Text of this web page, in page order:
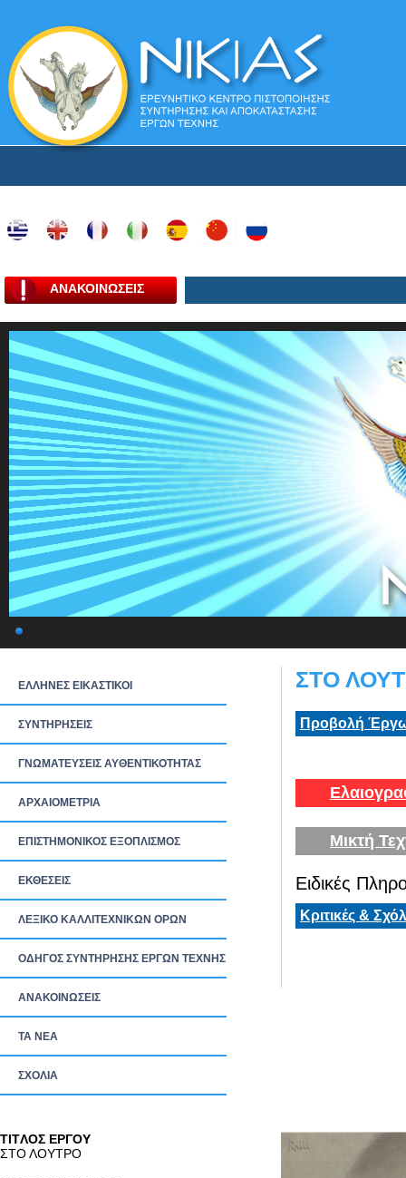
ΑΝΑΚΟΙΝΩΣΕΙΣ
ΕΛΛΗΝΕΣ ΕΙΚΑΣΤΙΚΟΙ
ΣΥΝΤΗΡΗΣΕΙΣ
ΓΝΩΜΑΤΕΥΣΕΙΣ ΑΥΘΕΝΤΙΚΟΤΗΤΑΣ
ΑΡΧΑΙΟΜΕΤΡΙΑ
ΕΠΙΣΤΗΜΟΝΙΚΟΣ ΕΞΟΠΛΙΣΜΟΣ
ΕΚΘΕΣΕΙΣ
ΛΕΞΙΚΟ ΚΑΛΛΙΤΕΧΝΙΚΩΝ ΟΡΩΝ
ΟΔΗΓΟΣ ΣΥΝΤΗΡΗΣΗΣ ΕΡΓΩΝ ΤΕΧΝΗΣ
ΑΝΑΚΟΙΝΩΣΕΙΣ
ΤΑ ΝEΑ
ΣΧΟΛΙΑ
ΣΤΟ
Προβολή
Μικτή
Ειδικές
Κριτικές &
TITΛΟΣ ΕΡΓΟΥ
ΣΤΟ ΛΟΥΤΡΟ